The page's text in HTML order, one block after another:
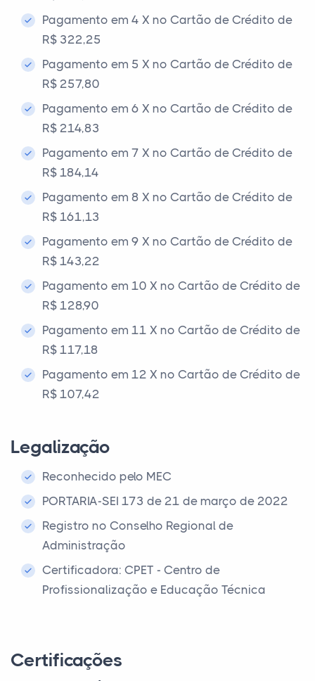
Pagamento em 4 X no Cartão de Crédito de
R$ 322,25
Pagamento em 5 X no Cartão de Crédito de
R$ 257,80
Pagamento em 6 X no Cartão de Crédito de
R$ 214,83
Pagamento em 7 X no Cartão de Crédito de
R$ 184,14
Pagamento em 8 X no Cartão de Crédito de
R$ 161,13
Pagamento em 9 X no Cartão de Crédito de
R$ 143,22
Pagamento em 10 X no Cartão de Crédito de
R$ 128,90
Pagamento em 11 X no Cartão de Crédito de
R$ 117,18
Pagamento em 12 X no Cartão de Crédito de
R$ 107,42
Legalização
Reconhecido pelo MEC
PORTARIA-SEI 173 de 21 de março de 2022
Registro no Conselho Regional de
Administração
Certificadora: CPET - Centro de
Profissionalização e Educação Técnica
Certificações